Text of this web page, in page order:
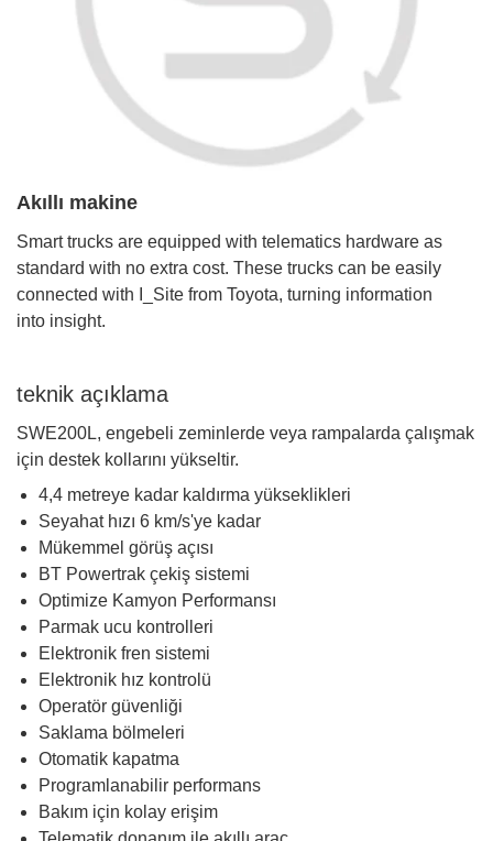
Akıllı makine
Smart trucks are equipped with telematics hardware as
standard with no extra cost. These trucks can be easily
connected with I_Site from Toyota, turning information
into insight.
teknik açıklama
SWE200L, engebeli zeminlerde veya rampalarda çalışmak
için destek kollarını yükseltir.
4,4 metreye kadar kaldırma yükseklikleri
Seyahat hızı 6 km/s'ye kadar
Mükemmel görüş açısı
BT Powertrak çekiş sistemi
Optimize Kamyon Performansı
Parmak ucu kontrolleri
Elektronik fren sistemi
Elektronik hız kontrolü
Operatör güvenliği
Saklama bölmeleri
Otomatik kapatma
Programlanabilir performans
Bakım için kolay erişim